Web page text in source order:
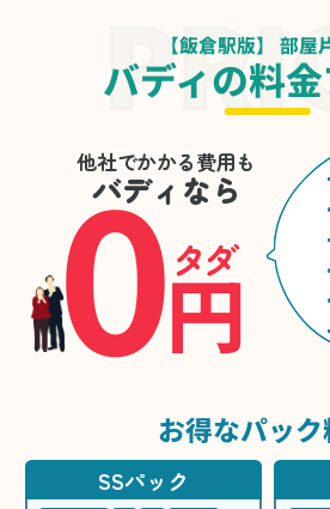
【飯倉駅版】 部屋
バディの料
他社でかかる費用も
バディなら
0円
タダ
お得なパッ
SSパック